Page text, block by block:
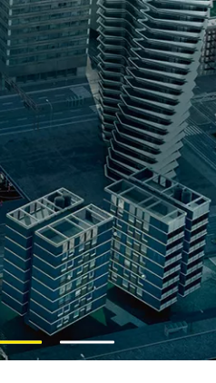
1 2